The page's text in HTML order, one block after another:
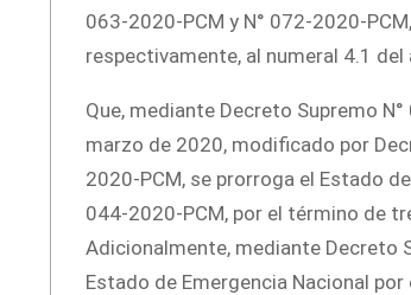
063-2020-PCM y N° 072-2020-
respectivamente, al numeral 4.1
Que, mediante Decreto Supremo
marzo de 2020, modificado por
2020-PCM, se prorroga el Estado
044-2020-PCM, por el término de
Adicionalmente, mediante Decreto
Estado de Emergencia Nacional